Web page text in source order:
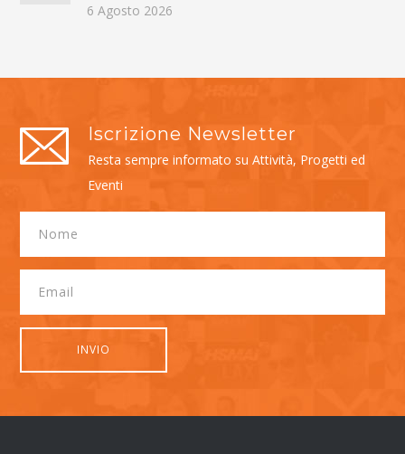
6 Agosto 2026
Iscrizione Newsletter
Resta sempre informato su Attività, Progetti ed
Eventi